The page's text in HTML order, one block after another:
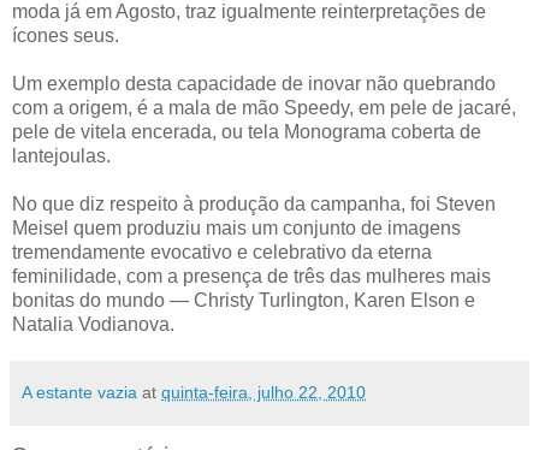
moda já em Agosto, traz igualmente reinterpretações de
ícones seus.
Um exemplo desta capacidade de inovar não quebrando
com a origem, é a mala de mão Speedy, em pele de jacaré,
pele de vitela encerada, ou tela Monograma coberta de
lantejoulas.
No que diz respeito à produção da campanha, foi Steven
Meisel quem produziu mais um conjunto de imagens
tremendamente evocativo e celebrativo da eterna
feminilidade, com a presença de três das mulheres mais
bonitas do mundo — Christy Turlington, Karen Elson e
Natalia Vodianova.
A estante vazia at quinta-feira, julho 22, 2010